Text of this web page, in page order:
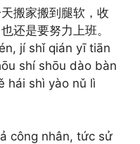
搬家搬到腿软，收
还是要努力上班。
jí shǐ qián yī tiān
shí shōu dào bàn
hái shì yào nǔ lì
công nhân, tức sử